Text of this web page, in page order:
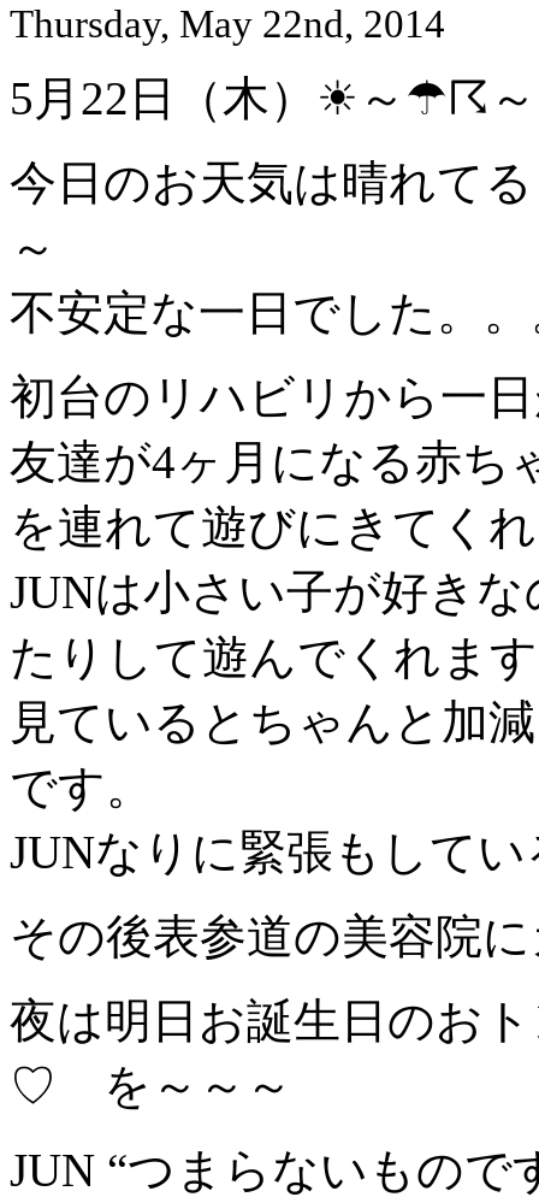
Thursday, May 22nd, 2014
5月22日（木）☀～☂☈
今日のお天気は晴れて
～
不安定な一日でした。
初台のリハビリから一
友達が4ヶ月になる赤ち
を連れて遊びにきてく
JUNは小さい子が好き
たりして遊んでくれま
見ているとちゃんと加
です。
JUNなりに緊張もして
その後表参道の美容院
夜は明日お誕生日のお
♡ を～～～
JUN “つまらないもので